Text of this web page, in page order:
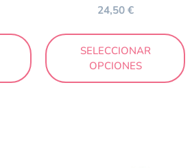
24,50€
SELECCIONAR
OPCIONES